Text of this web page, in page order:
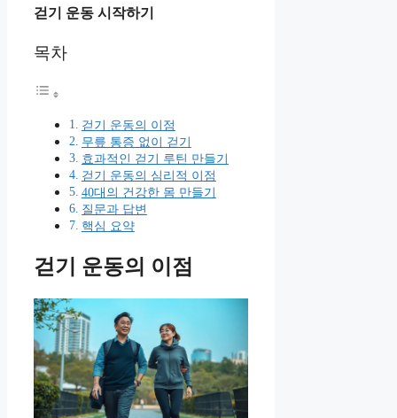
걷기 운동 시작하기
목차
걷기 운동의 이점
무릎 통증 없이 걷기
효과적인 걷기 루틴 만들기
걷기 운동의 심리적 이점
40대의 건강한 몸 만들기
질문과 답변
핵심 요약
걷기 운동의 이점